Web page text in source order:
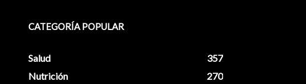
CATEGORÍA POPULAR
Salud
357
Nutrición
270